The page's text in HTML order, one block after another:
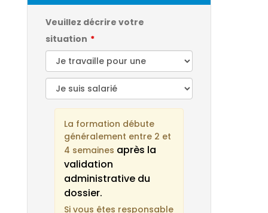
Veuillez décrire votre
situation
La formation débute
généralement entre 2 et
4 semaines après la
validation
administrative du
dossier.
Si vous êtes responsable